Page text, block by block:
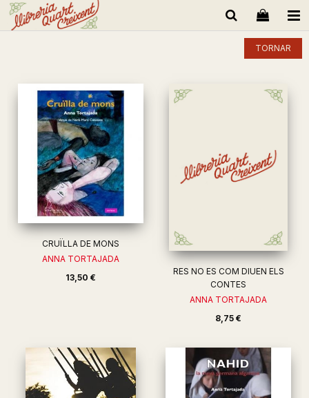
TORNAR
CRUÏLLA DE MONS
ANNA TORTAJADA
13,50 €
RES NO ES COM DIUEN ELS
CONTES
ANNA TORTAJADA
8,75 €